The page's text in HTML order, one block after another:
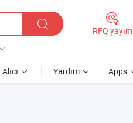
RFQ yayım
Alıcı Yardım Apps